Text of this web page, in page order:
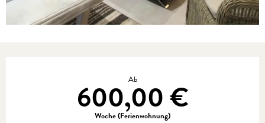
Ab
600,00 €
Woche (Ferienwohnung)